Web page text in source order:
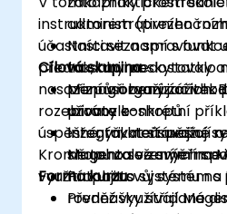
instruktorem
účastníci seznamí s
přednostmi i nedostatky
nasazení v organizacích.
rozebírány konkrétní
úspěšné, tak neúspěšné
Kromě toho se
využití tohoto systému na
administrativního
Nastavit a spravovat
tak, aby poskytovalo
přizpůsobený zážitek
uživatele
Integrovat stávající
shopu založeným na
Propojit svůj systém
rovněž využívají
Cílová skupina
Managři zvažující
provoz e-shopů
Inženýři, kteří uvažují
Magenta ve svých
Forma kurzu
Přednášky střídané